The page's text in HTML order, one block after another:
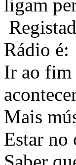
ligam
Rádio é:
Ir ao fim
Mais
Estar no